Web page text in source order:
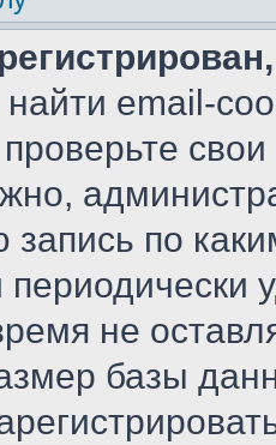
email-
запись по
не
базы